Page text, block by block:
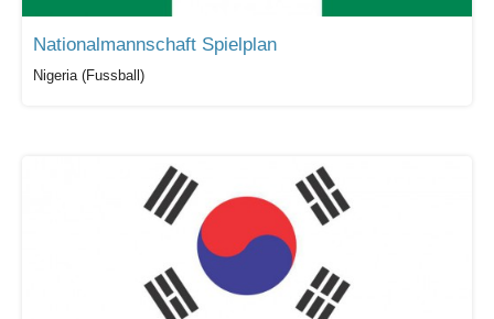
Nationalmannschaft Spielplan
Nigeria (Fussball)